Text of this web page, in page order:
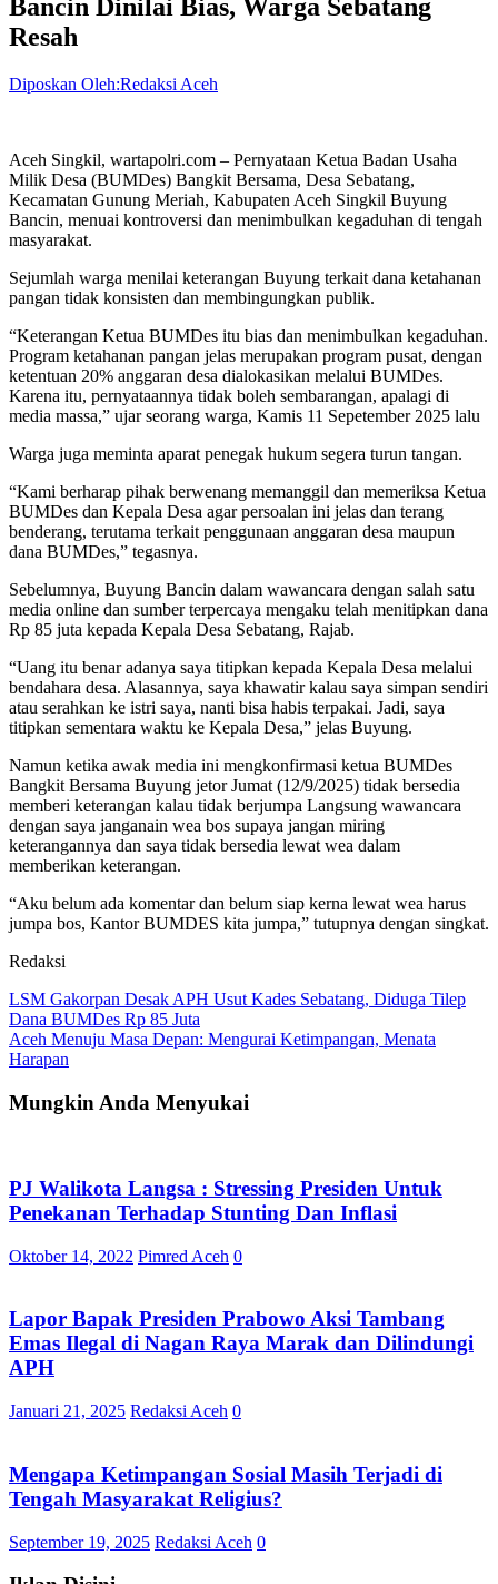
Bancin Dinilai Bias, Warga Sebatang
Resah
Diposkan Oleh:Redaksi Aceh
Aceh Singkil, wartapolri.com – Pernyataan Ketua Badan Usaha
Milik Desa (BUMDes) Bangkit Bersama, Desa Sebatang,
Kecamatan Gunung Meriah, Kabupaten Aceh Singkil Buyung
Bancin, menuai kontroversi dan menimbulkan kegaduhan di tengah
masyarakat.
Sejumlah warga menilai keterangan Buyung terkait dana ketahanan
pangan tidak konsisten dan membingungkan publik.
“Keterangan Ketua BUMDes itu bias dan menimbulkan kegaduhan.
Program ketahanan pangan jelas merupakan program pusat, dengan
ketentuan 20% anggaran desa dialokasikan melalui BUMDes.
Karena itu, pernyataannya tidak boleh sembarangan, apalagi di
media massa,” ujar seorang warga, Kamis 11 Sepetember 2025 lalu
Warga juga meminta aparat penegak hukum segera turun tangan.
“Kami berharap pihak berwenang memanggil dan memeriksa Ketua
BUMDes dan Kepala Desa agar persoalan ini jelas dan terang
benderang, terutama terkait penggunaan anggaran desa maupun
dana BUMDes,” tegasnya.
Sebelumnya, Buyung Bancin dalam wawancara dengan salah satu
media online dan sumber terpercaya mengaku telah menitipkan dana
Rp 85 juta kepada Kepala Desa Sebatang, Rajab.
“Uang itu benar adanya saya titipkan kepada Kepala Desa melalui
bendahara desa. Alasannya, saya khawatir kalau saya simpan sendiri
atau serahkan ke istri saya, nanti bisa habis terpakai. Jadi, saya
titipkan sementara waktu ke Kepala Desa,” jelas Buyung.
Namun ketika awak media ini mengkonfirmasi ketua BUMDes
Bangkit Bersama Buyung jetor Jumat (12/9/2025) tidak bersedia
memberi keterangan kalau tidak berjumpa Langsung wawancara
dengan saya janganain wea bos supaya jangan miring
keterangannya dan saya tidak bersedia lewat wea dalam
memberikan keterangan.
“Aku belum ada komentar dan belum siap kerna lewat wea harus
jumpa bos, Kantor BUMDES kita jumpa,” tutupnya dengan singkat.
Redaksi
Navigasi
pos
LSM Gakorpan Desak APH Usut Kades Sebatang, Diduga Tilep
Dana BUMDes Rp 85 Juta
Aceh Menuju Masa Depan: Mengurai Ketimpangan, Menata
Harapan
Mungkin Anda Menyukai
PJ Walikota Langsa : Stressing Presiden Untuk
Penekanan Terhadap Stunting Dan Inflasi
Oktober 14, 2022 Pimred Aceh 0
Lapor Bapak Presiden Prabowo Aksi Tambang
Emas Ilegal di Nagan Raya Marak dan Dilindungi
APH
Januari 21, 2025 Redaksi Aceh 0
Mengapa Ketimpangan Sosial Masih Terjadi di
Tengah Masyarakat Religius?
September 19, 2025 Redaksi Aceh 0